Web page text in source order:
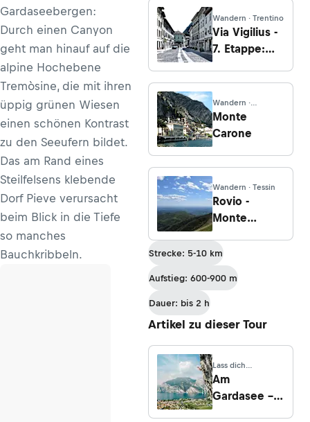
Gardaseebergen:
Durch einen Canyon
geht man hinauf auf die
alpine Hochebene
Tremòsine, die mit ihren
üppig grünen Wiesen
einen schönen Kontrast
zu den Seeufern bildet.
Das am Rand eines
Steilfelsens klebende
Dorf Pieve verursacht
beim Blick in die Tiefe
so manches
Bauchkribbeln.
Wandern · Trentino
Via Vigilius -
7. Etappe:
nach Vallene
Wandern ·
Lombardei
Monte
Carone
Wandern · Tessin
Rovio -
Monte
Scudellate
Strecke: 5-10 km
Aufstieg: 600-900 m
Dauer: bis 2 h
Artikel zu dieser Tour
Lass dich
inspirieren
Am
Gardasee –